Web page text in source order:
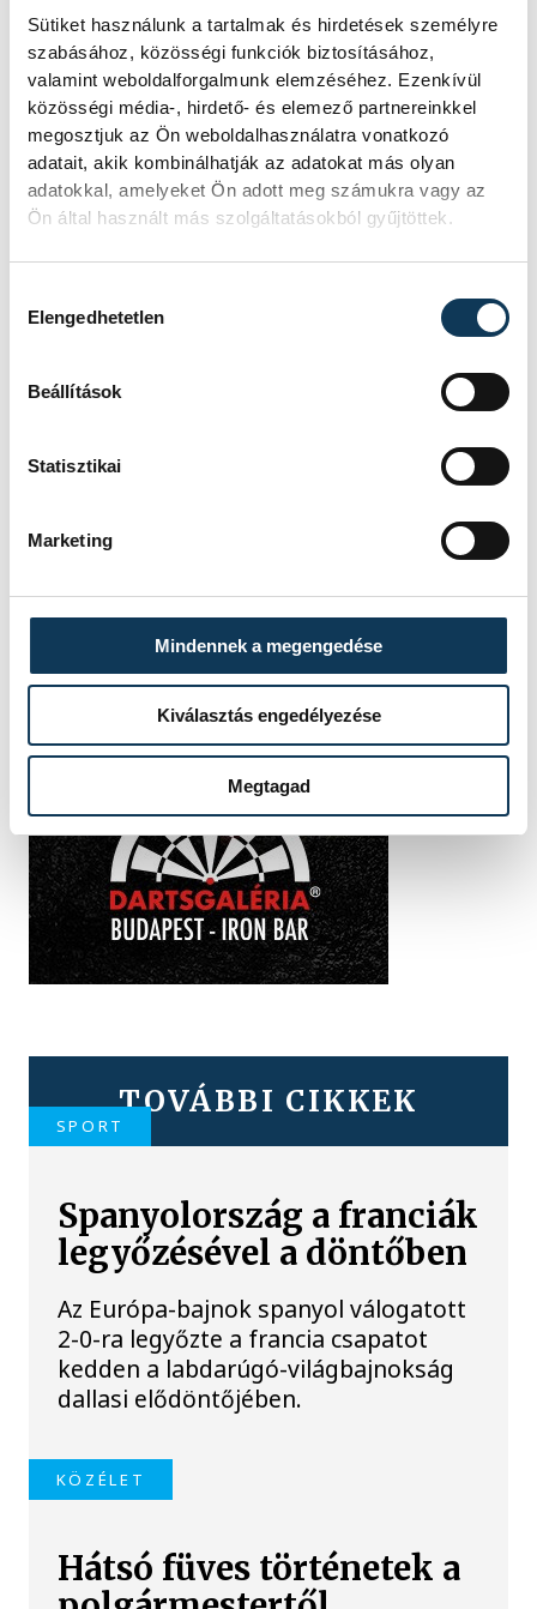
Sütiket használunk a tartalmak és hirdetések személyre
szabásához, közösségi funkciók biztosításához,
valamint weboldalforgalmunk elemzéséhez. Ezenkívül
közösségi média-, hirdető- és elemező partnereinkkel
megosztjuk az Ön weboldalhasználatra vonatkozó
adatait, akik kombinálhatják az adatokat más olyan
adatokkal, amelyeket Ön adott meg számukra vagy az
Ön által használt más szolgáltatásokból gyűjtöttek.
Elengedhetetlen
Beállítások
Statisztikai
Marketing
Mindennek a megengedése
Kiválasztás engedélyezése
Megtagad
Schöngrundtner
Tamás
Kovács
Bálint
TOVÁBBI CIKKEK
SPORT
Spanyolország a franciák
legyőzésével a döntőben
Az Európa-bajnok spanyol válogatott
2-0-ra legyőzte a francia csapatot
kedden a labdarúgó-világbajnokság
dallasi elődöntőjében.
KÖZÉLET
Hátsó füves történetek a